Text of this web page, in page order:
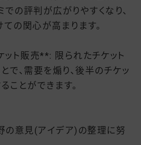
での評判が広がりやすくなり、
の関心が高まります。
ト販売**: 限られたチケット
で、需要を煽り、後半のチケッ
ことができます。
の意見(アイデア)の整理に努